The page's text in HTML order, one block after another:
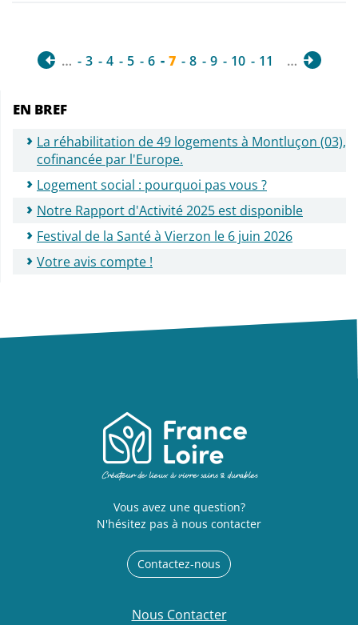
… 3 4 5 6 7 8 9 10 11 …
EN BREF
La réhabilitation de 49 logements à Montluçon (03),
cofinancée par l'Europe.
Logement social : pourquoi pas vous ?
Notre Rapport d'Activité 2025 est disponible
Festival de la Santé à Vierzon le 6 juin 2026
Votre avis compte !
Vous avez une question?
N'hésitez pas à nous contacter
Contactez-nous
Nous Contacter